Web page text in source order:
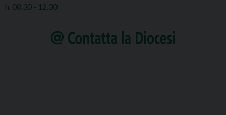
h. 08.30 - 12.30